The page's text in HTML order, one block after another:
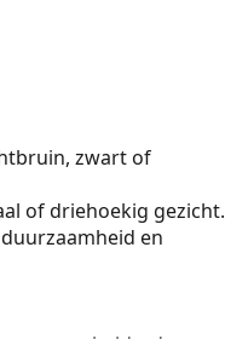
zwart of
of driehoekig gezicht.
en